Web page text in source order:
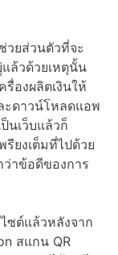
วยส่วนตัวที่จะ
ล้วด้วยเหตุนั้น
องผลิตเงินให้
ดาวน์โหลดแอพ
นเว็บแล้วก็
ยงเต็มที่ไปด้วย
าข้อดีของการ
ซต์แล้วหลังจาก
สแกน QR